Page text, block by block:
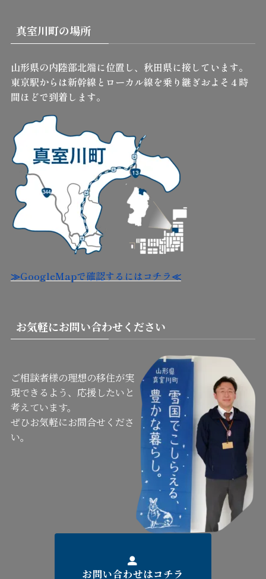
真室川町の場所
山形県の内陸部北端に位置し、秋田県に接しています。
東京駅からは新幹線とローカル線を乗り継ぎおよそ４時
間ほどで到着します。
≫GoogleMapで確認するにはコチラ≪
お気軽にお問い合わせください
ご相談者様の理想の移住が実
現できるよう、応援したいと
考えています。
ぜひお気軽にお問合せくださ
い。
お問い合わせはコチラ